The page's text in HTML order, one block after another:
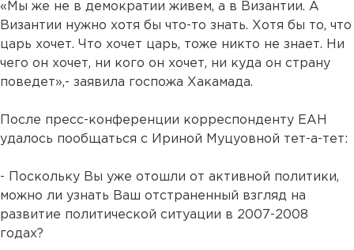
«Мы же не в демократии живем, а в Византии. А
Византии нужно хотя бы что-то знать. Хотя бы то, что
царь хочет. Что хочет царь, тоже никто не знает. Ни
чего он хочет, ни кого он хочет, ни куда он страну
поведет»,- заявила госпожа Хакамада.
После пресс-конференции корреспонденту ЕАН
удалось пообщаться с Ириной Муцуовной тет-а-тет:
- Поскольку Вы уже отошли от активной политики,
можно ли узнать Ваш отстраненный взгляд на
развитие политической ситуации в 2007-2008
годах?